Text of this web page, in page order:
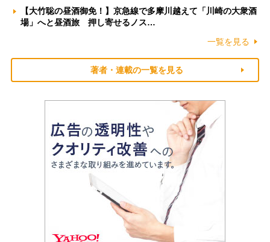
【大竹聡の昼酒御免！】京急線で多摩川越えて「川崎の大衆酒
場」へと昼酒旅 押し寄せるノス…
一覧を見る
著者・連載の一覧を見る